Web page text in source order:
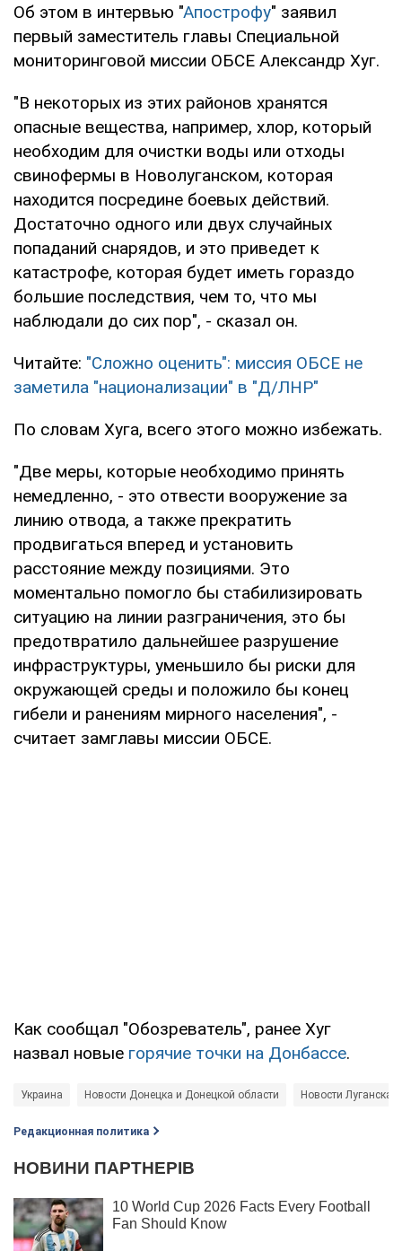
Об этом в интервью "Апострофу" заявил
первый заместитель главы Специальной
мониторинговой миссии ОБСЕ Александр Хуг.
"В некоторых из этих районов хранятся
опасные вещества, например, хлор, который
необходим для очистки воды или отходы
свинофермы в Новолуганском, которая
находится посредине боевых действий.
Достаточно одного или двух случайных
попаданий снарядов, и это приведет к
катастрофе, которая будет иметь гораздо
большие последствия, чем то, что мы
наблюдали до сих пор", - сказал он.
Читайте: "Сложно оценить": миссия ОБСЕ не
заметила "национализации" в "Д/ЛНР"
По словам Хуга, всего этого можно избежать.
"Две меры, которые необходимо принять
немедленно, - это отвести вооружение за
линию отвода, а также прекратить
продвигаться вперед и установить
расстояние между позициями. Это
моментально помогло бы стабилизировать
ситуацию на линии разграничения, это бы
предотвратило дальнейшее разрушение
инфраструктуры, уменьшило бы риски для
окружающей среды и положило бы конец
гибели и ранениям мирного населения", -
считает замглавы миссии ОБСЕ.
Как сообщал "Обозреватель", ранее Хуг
назвал новые горячие точки на Донбассе.
Украина Новости Донецка и Донецкой области Новости Луганска
Редакционная политика